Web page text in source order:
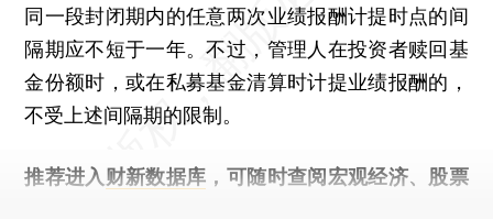
同一段封闭期内的任意两次业绩报酬计提时点的间
隔期应不短于一年。不过，管理人在投资者赎回基
金份额时，或在私募基金清算时计提业绩报酬的，
不受上述间隔期的限制。
推荐进入 财新数据库 ，可随时查阅宏观经济、股票